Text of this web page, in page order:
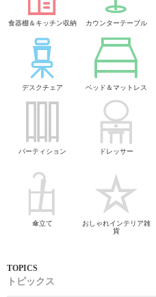
食器棚＆キッチン収納 カウンターテーブル
デスクチェア ベッド＆マットレス
パーティション ドレッサー
傘立て
おしゃれインテリア雑
貨
トピックス